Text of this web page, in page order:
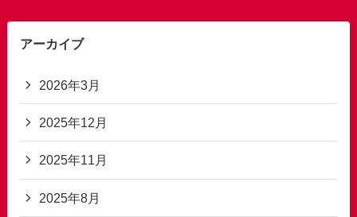
アーカイブ
2026年3月
2025年12月
2025年11月
2025年8月